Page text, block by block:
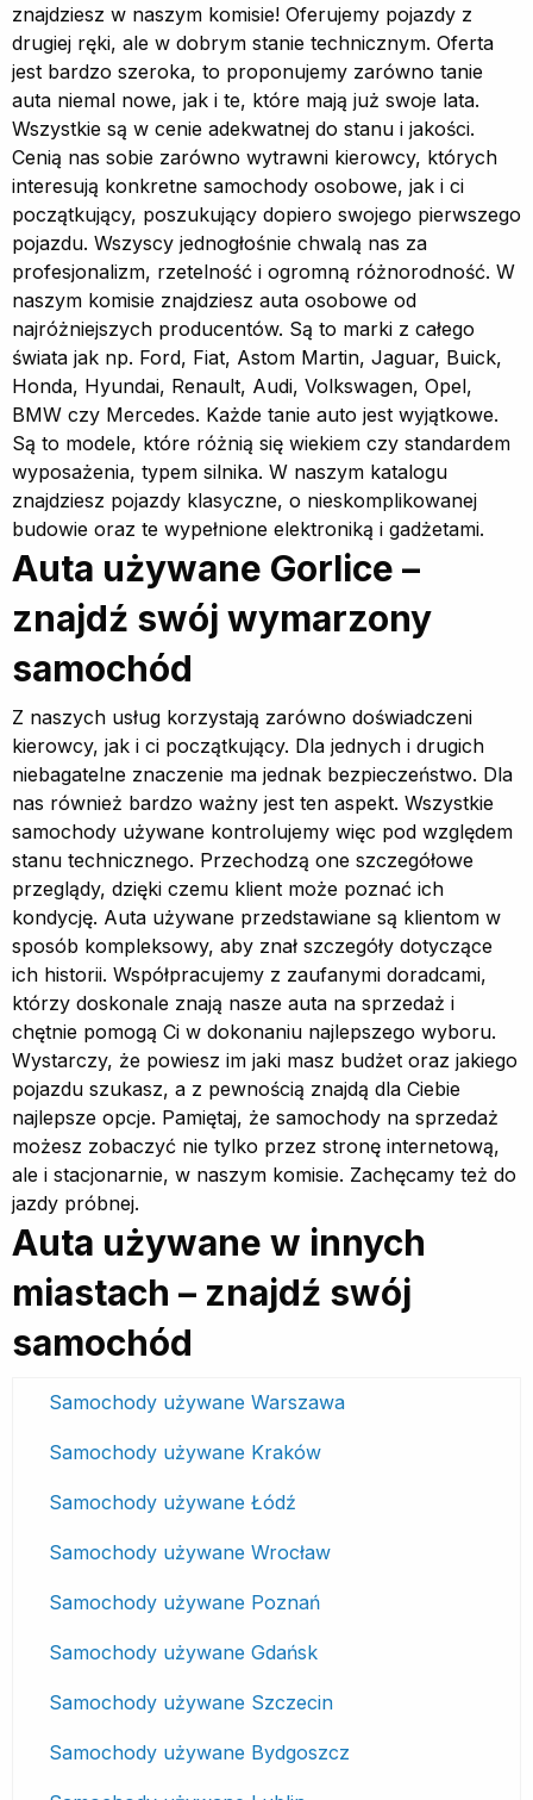
znajdziesz w naszym komisie! Oferujemy pojazdy z
drugiej ręki, ale w dobrym stanie technicznym. Oferta
jest bardzo szeroka, to proponujemy zarówno tanie
auta niemal nowe, jak i te, które mają już swoje lata.
Wszystkie są w cenie adekwatnej do stanu i jakości.
Cenią nas sobie zarówno wytrawni kierowcy, których
interesują konkretne samochody osobowe, jak i ci
początkujący, poszukujący dopiero swojego pierwszego
pojazdu. Wszyscy jednogłośnie chwalą nas za
profesjonalizm, rzetelność i ogromną różnorodność. W
naszym komisie znajdziesz auta osobowe od
najróżniejszych producentów. Są to marki z całego
świata jak np. Ford, Fiat, Astom Martin, Jaguar, Buick,
Honda, Hyundai, Renault, Audi, Volkswagen, Opel,
BMW czy Mercedes. Każde tanie auto jest wyjątkowe.
Są to modele, które różnią się wiekiem czy standardem
wyposażenia, typem silnika. W naszym katalogu
znajdziesz pojazdy klasyczne, o nieskomplikowanej
budowie oraz te wypełnione elektroniką i gadżetami.
Auta używane Gorlice –
znajdź swój wymarzony
samochód
Z naszych usług korzystają zarówno doświadczeni
kierowcy, jak i ci początkujący. Dla jednych i drugich
niebagatelne znaczenie ma jednak bezpieczeństwo. Dla
nas również bardzo ważny jest ten aspekt. Wszystkie
samochody używane kontrolujemy więc pod względem
stanu technicznego. Przechodzą one szczegółowe
przeglądy, dzięki czemu klient może poznać ich
kondycję. Auta używane przedstawiane są klientom w
sposób kompleksowy, aby znał szczegóły dotyczące
ich historii. Współpracujemy z zaufanymi doradcami,
którzy doskonale znają nasze auta na sprzedaż i
chętnie pomogą Ci w dokonaniu najlepszego wyboru.
Wystarczy, że powiesz im jaki masz budżet oraz jakiego
pojazdu szukasz, a z pewnością znajdą dla Ciebie
najlepsze opcje. Pamiętaj, że samochody na sprzedaż
możesz zobaczyć nie tylko przez stronę internetową,
ale i stacjonarnie, w naszym komisie. Zachęcamy też do
jazdy próbnej.
Auta używane w innych
miastach – znajdź swój
samochód
Samochody używane Warszawa
Samochody używane Kraków
Samochody używane Łódź
Samochody używane Wrocław
Samochody używane Poznań
Samochody używane Gdańsk
Samochody używane Szczecin
Samochody używane Bydgoszcz